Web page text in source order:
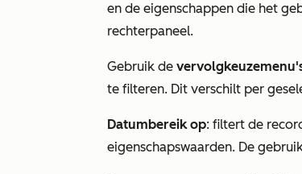
en de eigenschappen die het
rechterpaneel.
Gebruik de
te filteren. Dit verschilt per
Datumbereik op: filtert de
eigenschapswaarden. De